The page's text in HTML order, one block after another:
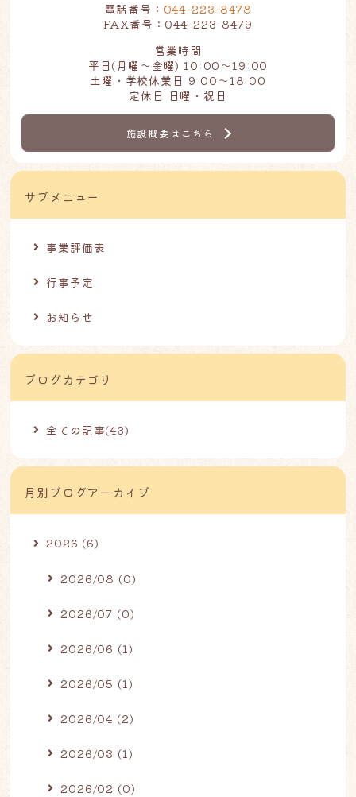
電話番号： 044-223-8478
FAX番号：044-223-8479
営業時間
平日(月曜～金曜) 10:00～19:00
土曜・学校休業日 9:00～18:00
定休日 日曜・祝日
施設概要はこちら
サブメニュー
事業評価表
行事予定
お知らせ
ブログカテゴリ
全ての記事(43)
月別ブログアーカイブ
2026 (6)
2026/08 (0)
2026/07 (0)
2026/06 (1)
2026/05 (1)
2026/04 (2)
2026/03 (1)
2026/02 (0)